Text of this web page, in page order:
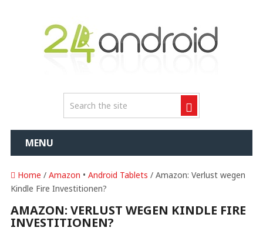
MENU
Home / Amazon • Android Tablets / Amazon: Verlust wegen
Kindle Fire Investitionen?
AMAZON: VERLUST WEGEN KINDLE FIRE
INVESTITIONEN?